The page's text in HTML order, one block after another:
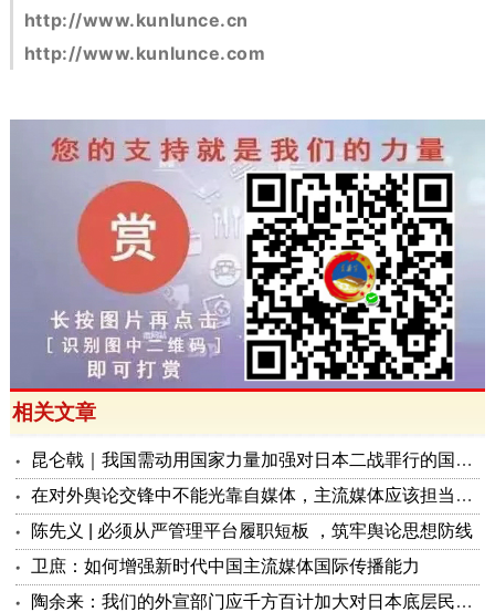
http://www.kunlunce.cn
http://www.kunlunce.com
相关文章
昆仑戟｜我国需动用国家力量加强对日本二战罪行的国际传播战
在对外舆论交锋中不能光靠自媒体，主流媒体应该担当主力
陈先义 | 必须从严管理平台履职短板 ，筑牢舆论思想防线
卫庶：如何增强新时代中国主流媒体国际传播能力
陶余来：我们的外宣部门应千方百计加大对日本底层民众的反军国主义宣传